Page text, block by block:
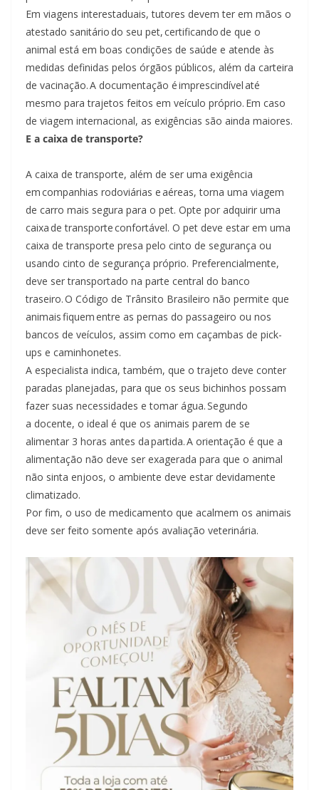
Em viagens interestaduais, tutores devem ter em mãos o
atestado sanitário do seu pet, certificando de que o
animal está em boas condições de saúde e atende às
medidas definidas pelos órgãos públicos, além da carteira
de vacinação. A documentação é imprescindível até
mesmo para trajetos feitos em veículo próprio. Em caso
de viagem internacional, as exigências são ainda maiores.
E a caixa de transporte?
A caixa de transporte, além de ser uma exigência
em companhias rodoviárias e aéreas, torna uma viagem
de carro mais segura para o pet. Opte por adquirir uma
caixa de transporte confortável. O pet deve estar em uma
caixa de transporte presa pelo cinto de segurança ou
usando cinto de segurança próprio. Preferencialmente,
deve ser transportado na parte central do banco
traseiro. O Código de Trânsito Brasileiro não permite que
animais fiquem entre as pernas do passageiro ou nos
bancos de veículos, assim como em caçambas de pick-
ups e caminhonetes.
A especialista indica, também, que o trajeto deve conter
paradas planejadas, para que os seus bichinhos possam
fazer suas necessidades e tomar água. Segundo
a docente, o ideal é que os animais parem de se
alimentar 3 horas antes da partida. A orientação é que a
alimentação não deve ser exagerada para que o animal
não sinta enjoos, o ambiente deve estar devidamente
climatizado.
Por fim, o uso de medicamento que acalmem os animais
deve ser feito somente após avaliação veterinária.